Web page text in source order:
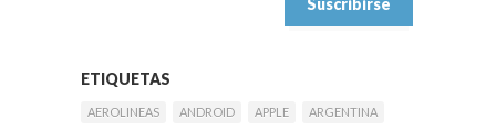
ETIQUETAS
AEROLINEAS ANDROID APPLE
ARGENTINA